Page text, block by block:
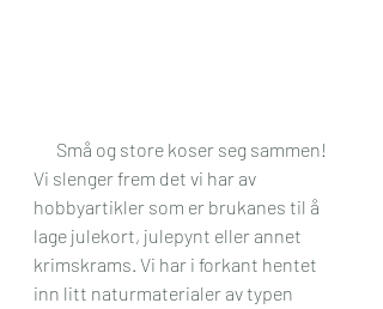
Små og store koser seg sammen!
Vi slenger frem det vi har av
hobbyartikler som er brukanes til å
lage julekort, julepynt eller annet
krimskrams. Vi har i forkant hentet
inn litt naturmaterialer av typen